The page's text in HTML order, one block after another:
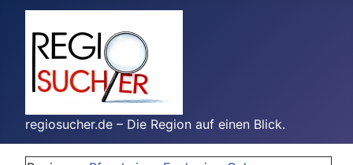
regiosucher.de – Die Region auf einen Blick.